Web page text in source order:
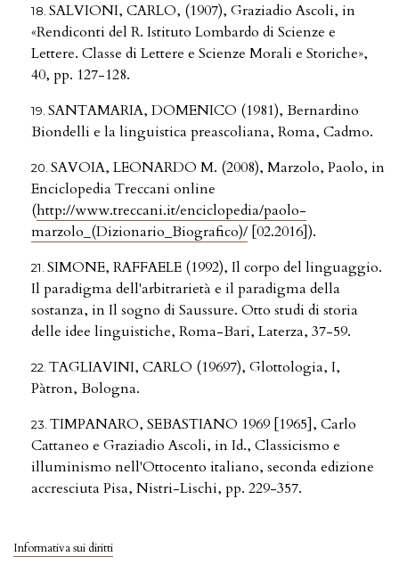
Informativa sui diritti
SALVIONI, CARLO, (1907), Graziadio Ascoli, in
«Rendiconti del R. Istituto Lombardo di Scienze e
Lettere. Classe di Lettere e Scienze Morali e Storiche»,
40, pp. 127-128.
SANTAMARIA, DOMENICO (1981), Bernardino
Biondelli e la linguistica preascoliana, Roma, Cadmo.
SAVOIA, LEONARDO M. (2008), Marzolo, Paolo, in
Enciclopedia Treccani online
(http://www.treccani.it/enciclopedia/paolo-
marzolo_(Dizionario_Biografico)/ [02.2016]).
SIMONE, RAFFAELE (1992), Il corpo del linguaggio.
Il paradigma dell'arbitrarietà e il paradigma della
sostanza, in Il sogno di Saussure. Otto studi di storia
delle idee linguistiche, Roma-Bari, Laterza, 37-59.
TAGLIAVINI, CARLO (19697), Glottologia, I,
Pàtron, Bologna.
TIMPANARO, SEBASTIANO 1969 [1965], Carlo
Cattaneo e Graziadio Ascoli, in Id., Classicismo e
illuminismo nell'Ottocento italiano, seconda edizione
accresciuta Pisa, Nistri-Lischi, pp. 229-357.